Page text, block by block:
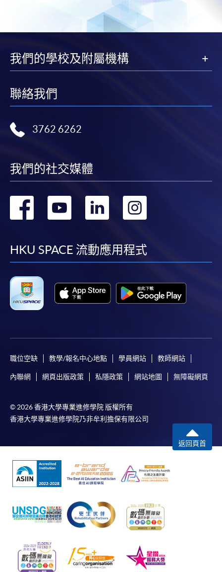
我們的學校及附屬機構
聯絡我們
3762 6262
我們的社交媒體
轉
facebook
轉
youtube
轉
linkedin
轉
HKU SPACE 流動應用程式
職位空缺 教學/報名中心地點 學員網站 教師網站
內聯網 網頁出版政策 私隱政策 網站地圖 無障礙網頁
© 2026 香港大學專業進修學院 版權所有
香港大學專業進修學院乃非牟利擔保有限公司
返回頁首